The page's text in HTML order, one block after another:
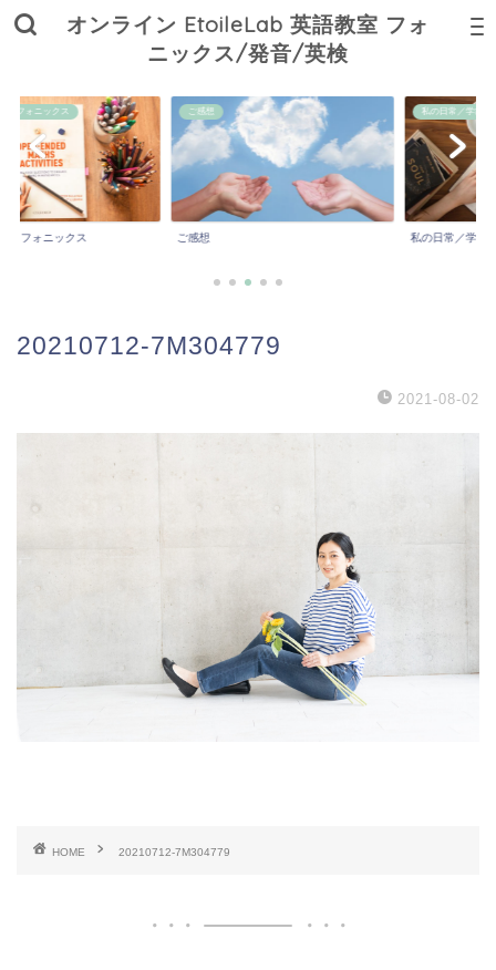
オンライン EtoileLab 英語教室 フォ
ニックス/発音/英検
ックス
ニックス
ご感想 私の日常／学び／子育て
私の日常／学び／子育
20210712-7M304779
2021-08-02
HOME 20210712-7M304779